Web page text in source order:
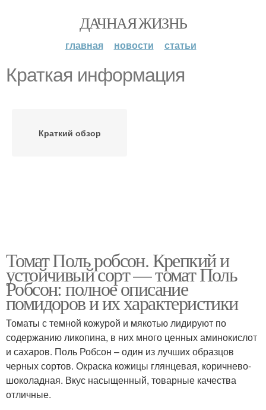
ДАЧНАЯ ЖИЗНЬ
главная новости статьи
Краткая информация
Краткий обзор
Томат Поль робсон. Крепкий и
устойчивый сорт — томат Поль
Робсон: полное описание
помидоров и их характеристики
Томаты с темной кожурой и мякотью лидируют по
содержанию ликопина, в них много ценных аминокислот
и сахаров. Поль Робсон – один из лучших образцов
черных сортов. Окраска кожицы глянцевая, коричнево-
шоколадная. Вкус насыщенный, товарные качества
отличные.